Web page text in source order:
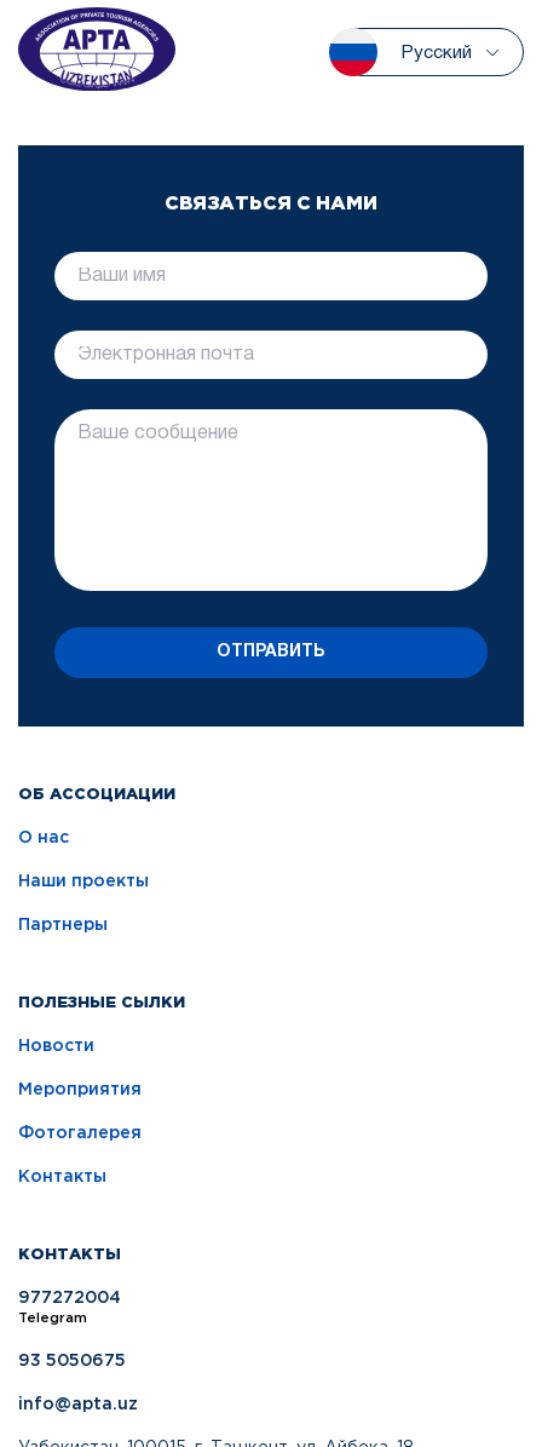
Русский
ОБ АССОЦИАЦИИ
О нас
Наши проекты
Партнеры
ПОЛЕЗНЫЕ СЫЛКИ
Новости
Мероприятия
Фотогалерея
Контакты
КОНТАКТЫ
977272004
Telegram
93 5050675
info@apta.uz
СВЯЗАТЬСЯ С НАМИ
ОТПРАВИТЬ